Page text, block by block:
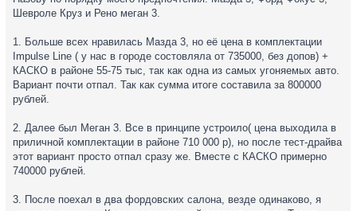
Шевроле Круз и Рено меган 3.
1. Больше всех нравилась Мазда 3, но её цена в комплектации
Impulse Line ( у нас в городе состовляла от 735000, без допов) +
КАСКО в районе 55-75 тыс, так как одна из самых угоняемых авто.
Вариант почти отпал. Так как сумма итоге составила за 800000
рублей.
2. Далее был Меган 3. Все в принципе устроило( цена выходила в
приличной комплектации в районе 710 000 р), но после тест-драйва
этот вариант просто отпал сразу же. Вместе с КАСКО примерно
740000 рублей.
3. После поехал в два фордовских салона, везде одинаково, я